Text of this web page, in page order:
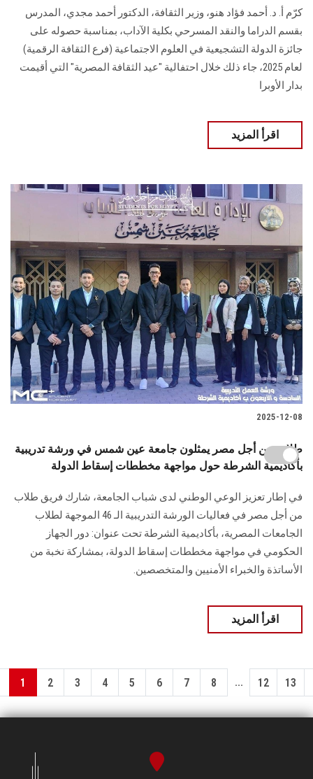
كرّم أ. د. أحمد فؤاد هنو، وزير الثقافة، الدكتور أحمد مجدي، المدرس
بقسم الدراما والنقد المسرحي بكلية الآداب، بمناسبة حصوله على
جائزة الدولة التشجيعية في العلوم الاجتماعية (فرع الثقافة الرقمية)
لعام 2025، جاء ذلك خلال احتفالية "عيد الثقافة المصرية" التي أقيمت
بدار الأوبرا
اقرأ المزيد
2025-12-08
طلاب من أجل مصر يمثلون جامعة عين شمس في ورشة تدريبية
بأكاديمية الشرطة حول مواجهة مخططات إسقاط الدولة
في إطار تعزيز الوعي الوطني لدى شباب الجامعة، شارك فريق طلاب
من أجل مصر في فعاليات الورشة التدريبية الـ 46 الموجهة لطلاب
الجامعات المصرية، بأكاديمية الشرطة تحت عنوان: دور الجهاز
الحكومي في مواجهة مخططات إسقاط الدولة، بمشاركة نخبة من
الأساتذة والخبراء الأمنيين والمتخصصين.
اقرأ المزيد
1 2 3 4 5 6 7 8 ... 12 13